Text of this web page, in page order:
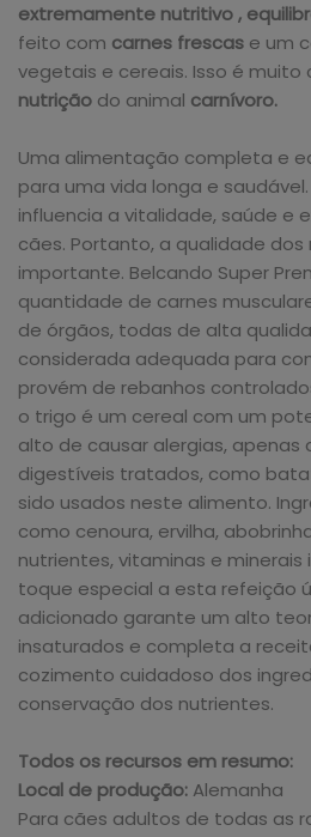
extremamente nutritivo,
feito com carnes frescas e um
vegetais e cereais. Isso é muito
nutrição do animal carnívoro.
Uma alimentação completa e
para uma vida longa e
influencia a vitalidade, saúde e
cães. Portanto, a qualidade
importante. Belcando Super
quantidade de carnes
de órgãos, todas de alta
considerada adequada para
provém de rebanhos
o trigo é um cereal com um
alto de causar alergias, apenas
digestíveis tratados, como
sido usados neste alimento.
como cenoura, ervilha,
nutrientes, vitaminas e
toque especial a esta refeição
adicionado garante um alto
insaturados e completa a
cozimento cuidadoso dos
conservação dos nutrientes.
Todos os recursos em resumo:
Local de produção: Alemanha
Para cães adultos de todas as